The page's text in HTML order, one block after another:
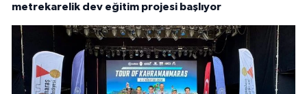
metrekarelik dev eğitim projesi başlıyor